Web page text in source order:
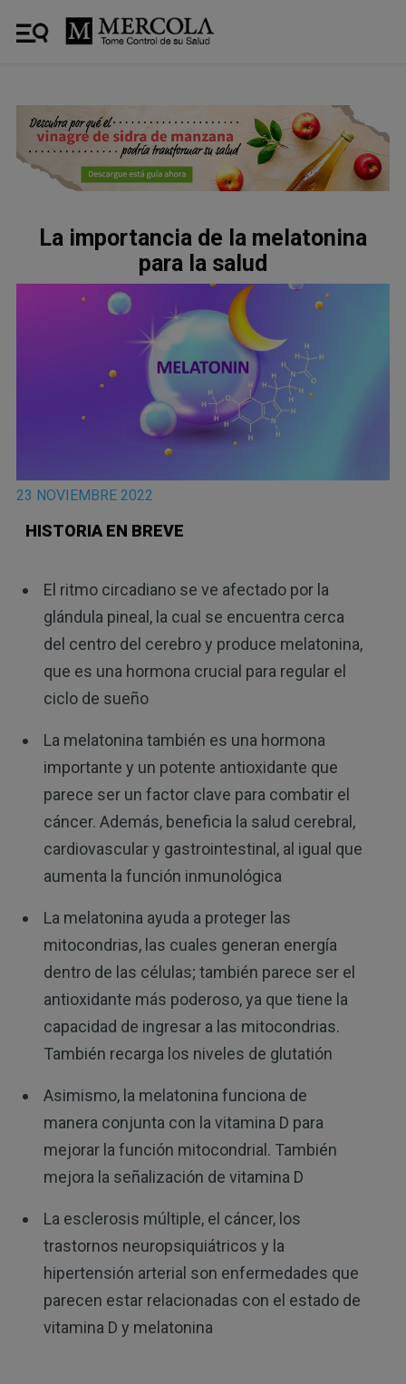
La importancia de la melatonina
para la salud
23 NOVIEMBRE 2022
HISTORIA EN BREVE
El ritmo circadiano se ve afectado por la
glándula pineal, la cual se encuentra cerca
del centro del cerebro y produce melatonina,
que es una hormona crucial para regular el
ciclo de sueño
La melatonina también es una hormona
importante y un potente antioxidante que
parece ser un factor clave para combatir el
cáncer. Además, beneficia la salud cerebral,
cardiovascular y gastrointestinal, al igual que
aumenta la función inmunológica
La melatonina ayuda a proteger las
mitocondrias, las cuales generan energía
dentro de las células; también parece ser el
antioxidante más poderoso, ya que tiene la
capacidad de ingresar a las mitocondrias.
También recarga los niveles de glutatión
Asimismo, la melatonina funciona de
manera conjunta con la vitamina D para
mejorar la función mitocondrial. También
mejora la señalización de vitamina D
La esclerosis múltiple, el cáncer, los
trastornos neuropsiquiátricos y la
hipertensión arterial son enfermedades que
parecen estar relacionadas con el estado de
vitamina D y melatonina